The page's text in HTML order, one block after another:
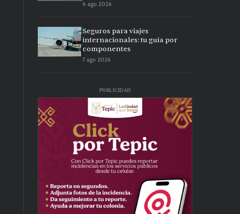
6 ago 2026
Seguros para viajes
internacionales: tu guía por
componentes
7 ago 2026
PUBLICIDAD